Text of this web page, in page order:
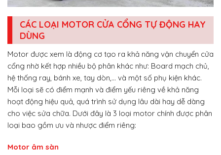
CÁC LOẠI MOTOR CỬA CỔNG TỰ ĐỘNG HAY
DÙNG
Motor được xem là động cơ tạo ra khả năng vận chuyển cửa
cổng nhờ kết hợp nhiều bộ phân khác như: Board mạch chủ,
hệ thống ray, bánh xe, tay dòn,… và một số phụ kiện khác.
Mỗi loại sẽ có điểm mạnh và điểm yếu riêng về khả năng
hoạt động hiệu quả, quá trình sử dụng lâu dài hay dễ dàng
cho việc sửa chữa. Dưới đây là 3 loại motor chính được phân
loại bao gồm ưu và nhược điểm riêng:
Motor âm sàn